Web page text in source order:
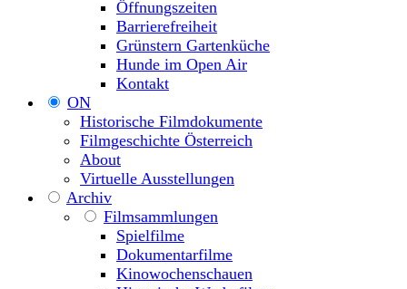
Öffnungszeiten
Barrierefreiheit
Grünstern Gartenküche
Hunde im Open Air
Kontakt
ON
Historische Filmdokumente
Filmgeschichte Österreich
About
Virtuelle Ausstellungen
Archiv
Filmsammlungen
Spielfilme
Dokumentarfilme
Kinowochenschauen